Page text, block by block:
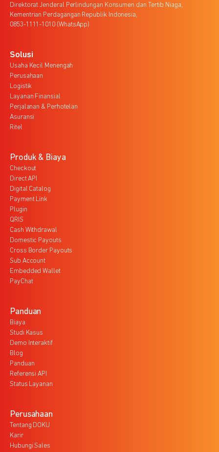
Direktorat Jenderal Perlindungan Konsumen dan Tertib Niaga,
Kementrian Perdagangan Republik Indonesia,
0853-1111-1010 (WhatsApp)
Solusi
Usaha Kecil Menengah
Perusahaan
Logistik
Layanan Finansial
Perjalanan & Perhotelan
Asuransi
Ritel
Produk & Biaya
Checkout
Direct API
Digital Catalog
Payment Link
Plugin
QRIS
Cash Withdrawal
Domestic Payouts
Cross Border Payouts
Sub Account
Embedded Wallet
PayChat
Panduan
Biaya
Studi Kasus
Demo Interaktif
Blog
Panduan
Referensi API
Status Layanan
Perusahaan
Tentang DOKU
Karir
Hubungi Sales